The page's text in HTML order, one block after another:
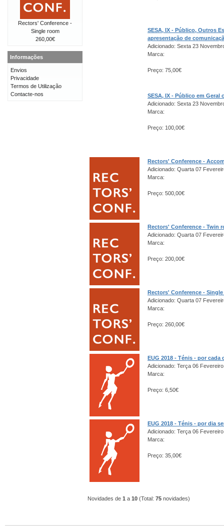
SESA, IX - Público, Outros
apresentação de
Adicionado: Sexta 23
Marca:
Preço: 75,00€
SESA, IX - Público em
Adicionado: Sexta 23
Marca:
Preço: 100,00€
Rectors' Conference -
Adicionado: Quarta 07
Marca:
Preço: 500,00€
Rectors' Conference - Twin
Adicionado: Quarta 07
Marca:
Preço: 200,00€
Rectors' Conference -
Adicionado: Quarta 07
Marca:
Preço: 260,00€
EUG 2018 - Ténis - por
Adicionado: Terça 06
Marca:
Preço: 6,50€
EUG 2018 - Ténis - por dia
Adicionado: Terça 06
Marca:
Preço: 35,00€
Novidades de 1 a 10 (Total: 75 novidades)
Rectors' Conference -
Single room
260,00€
Informações
Envios
Privacidade
Termos de Utilização
Contacte-nos